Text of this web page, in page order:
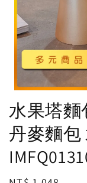
水果塔麵
丹麥麵包